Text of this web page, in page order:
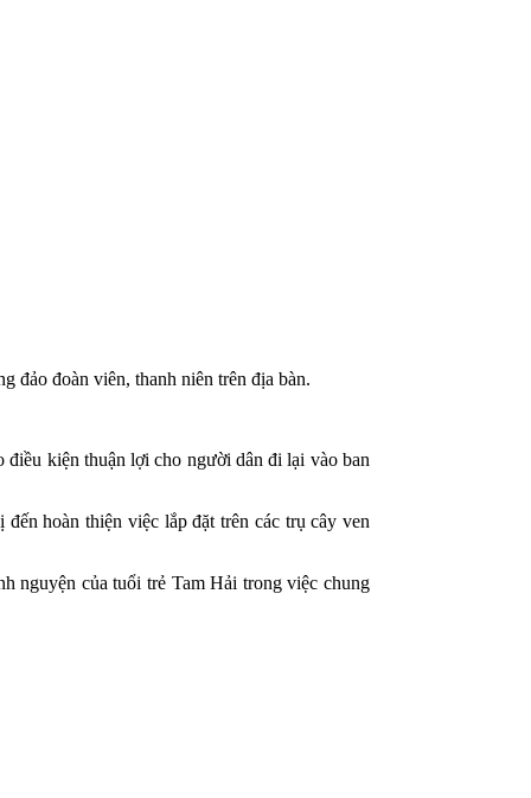
đảo đoàn viên, thanh niên trên địa bàn.
điều kiện thuận lợi cho người dân đi lại vào ban
hoàn thiện việc lắp đặt trên các trụ cây ven
nguyện của tuổi trẻ Tam Hải trong việc chung